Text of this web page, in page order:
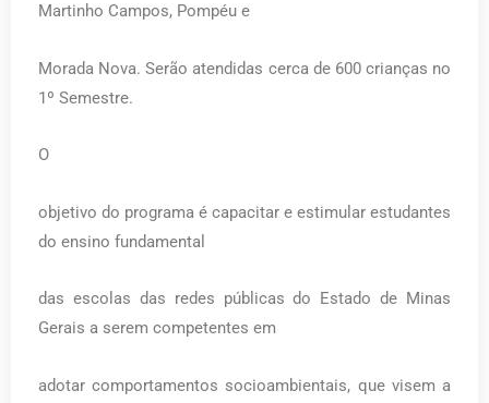
Martinho Campos, Pompéu e
Morada Nova. Serão atendidas cerca de 600 crianças no
1º Semestre.
O
objetivo do programa é capacitar e estimular estudantes
do ensino fundamental
das escolas das redes públicas do Estado de Minas
Gerais a serem competentes em
adotar comportamentos socioambientais, que visem a